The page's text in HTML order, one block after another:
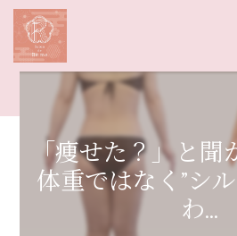
「痩せた？」と
体重ではなく”シ
わ...